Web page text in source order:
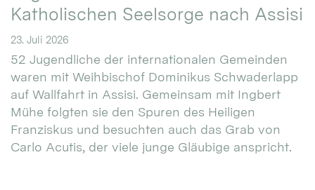
Katholischen Seelsorge nach Assisi
23. Juli 2026
52 Jugendliche der internationalen Gemeinden
waren mit Weihbischof Dominikus Schwaderlapp
auf Wallfahrt in Assisi. Gemeinsam mit Ingbert
Mühe folgten sie den Spuren des Heiligen
Franziskus und besuchten auch das Grab von
Carlo Acutis, der viele junge Gläubige anspricht.